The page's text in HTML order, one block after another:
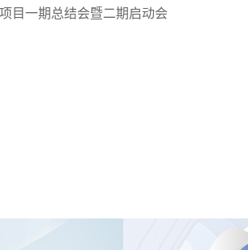
目一期总结会暨二期启动会